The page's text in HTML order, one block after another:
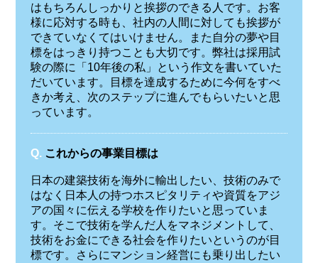
はもちろんしっかりと挨拶のできる人です。お客
様に応対する時も、社内の人間に対しても挨拶が
できていなくてはいけません。また自分の夢や目
標をはっきり持つことも大切です。弊社は採用試
験の際に「10年後の私」という作文を書いていた
だいています。目標を達成するために今何をすべ
きか考え、次のステップに進んでもらいたいと思
っています。
Q. これからの事業目標は
日本の建築技術を海外に輸出したい、技術のみで
はなく日本人の持つホスピタリティや資質をアジ
アの国々に伝える学校を作りたいと思っていま
す。そこで技術を学んだ人をマネジメントして、
技術をお金にできる社会を作りたいというのが目
標です。さらにマンション経営にも乗り出したい